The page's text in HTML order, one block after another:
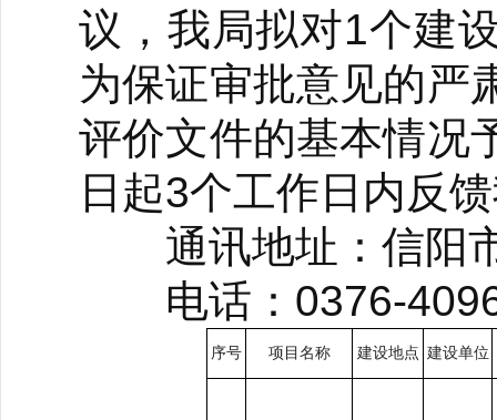
议，我局拟对1个建
为保证审批意见的严
评价文件的基本情况
日起3个工作日内反
通讯地址：信阳市
电话：0376-
序号 项目名称 建设地点 建设单位